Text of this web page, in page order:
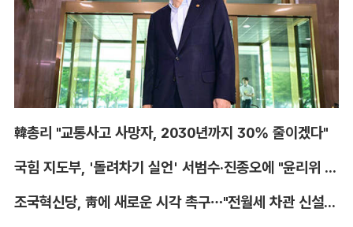
韓총리 "교통사고 사망자, 2030년까지 30% 줄이겠다"
국힘 지도부, '돌려차기 실언' 서범수·진종오에 "윤리위 엄중 조치"
조국혁신당, 靑에 새로운 시각 촉구…"전월세 차관 신설해야"